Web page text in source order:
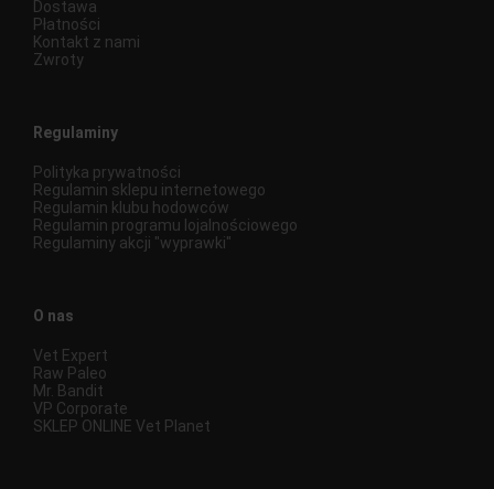
Dostawa
Płatności
Kontakt z nami
Zwroty
Regulaminy
Polityka prywatności
Regulamin sklepu internetowego
Regulamin klubu hodowców
Regulamin programu lojalnościowego
Regulaminy akcji "wyprawki"
O nas
Vet Expert
Raw Paleo
Mr. Bandit
VP Corporate
SKLEP ONLINE Vet Planet